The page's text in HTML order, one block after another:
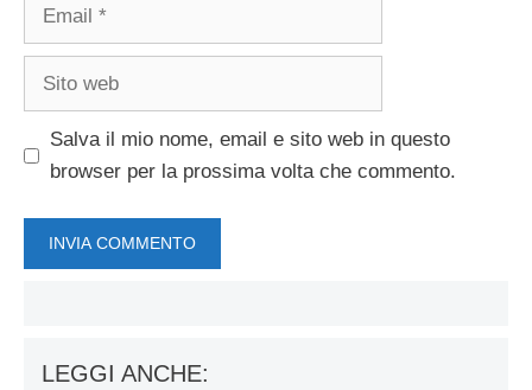
Sito
Salva il mio nome, email e sito web in questo
browser per la prossima volta che commento.
LEGGI ANCHE: